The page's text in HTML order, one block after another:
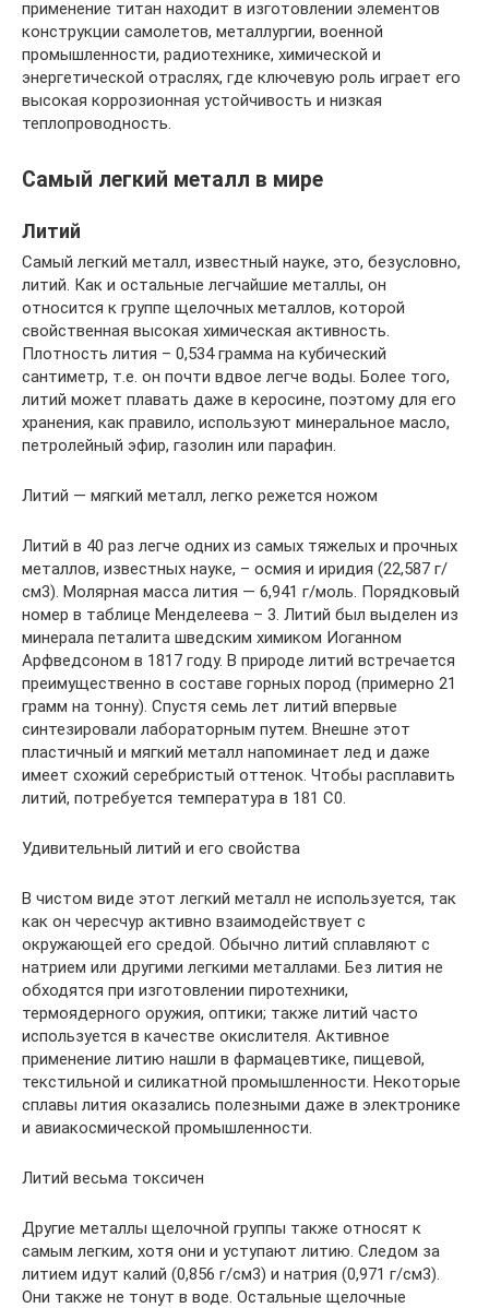
применение титан находит в изготовлении элементов
конструкции самолетов, металлургии, военной
промышленности, радиотехнике, химической и
энергетической отраслях, где ключевую роль играет его
высокая коррозионная устойчивость и низкая
теплопроводность.
Самый легкий металл в мире
Литий
Самый легкий металл, известный науке, это, безусловно,
литий. Как и остальные легчайшие металлы, он
относится к группе щелочных металлов, которой
свойственная высокая химическая активность.
Плотность лития – 0,534 грамма на кубический
сантиметр, т.е. он почти вдвое легче воды. Более того,
литий может плавать даже в керосине, поэтому для его
хранения, как правило, используют минеральное масло,
петролейный эфир, газолин или парафин.
Литий — мягкий металл, легко режется ножом
Литий в 40 раз легче одних из самых тяжелых и прочных
металлов, известных науке, – осмия и иридия (22,587 г/
см3). Молярная масса лития — 6,941 г/моль. Порядковый
номер в таблице Менделеева – 3. Литий был выделен из
минерала петалита шведским химиком Иоганном
Арфведсоном в 1817 году. В природе литий встречается
преимущественно в составе горных пород (примерно 21
грамм на тонну). Спустя семь лет литий впервые
синтезировали лабораторным путем. Внешне этот
пластичный и мягкий металл напоминает лед и даже
имеет схожий серебристый оттенок. Чтобы расплавить
литий, потребуется температура в 181 C0.
Удивительный литий и его свойства
В чистом виде этот легкий металл не используется, так
как он чересчур активно взаимодействует с
окружающей его средой. Обычно литий сплавляют с
натрием или другими легкими металлами. Без лития не
обходятся при изготовлении пиротехники,
термоядерного оружия, оптики; также литий часто
используется в качестве окислителя. Активное
применение литию нашли в фармацевтике, пищевой,
текстильной и силикатной промышленности. Некоторые
сплавы лития оказались полезными даже в электронике
и авиакосмической промышленности.
Литий весьма токсичен
Другие металлы щелочной группы также относят к
самым легким, хотя они и уступают литию. Следом за
литием идут калий (0,856 г/см3) и натрия (0,971 г/см3).
Они также не тонут в воде. Остальные щелочные